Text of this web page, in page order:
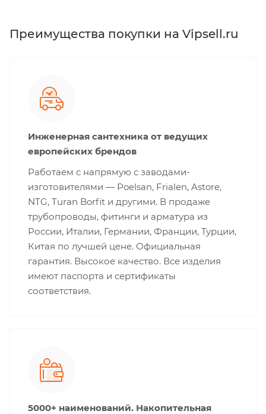
Преимущества покупки на Vipsell.ru
Инженерная сантехника от ведущих
европейских брендов
Работаем с напрямую с заводами-
изготовителями — Poelsan, Frialen, Astore,
NTG, Turan Borfit и другими. В продаже
трубопроводы, фитинги и арматура из
России, Италии, Германии, Франции, Турции,
Китая по лучшей цене. Официальная
гарантия. Высокое качество. Все изделия
имеют паспорта и сертификаты
соответствия.
5000+ наименований. Накопительная